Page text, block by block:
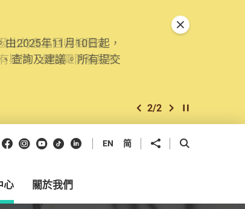
2025年11月10日起，
查詢及建議。所有提交
上一個
2/2 下一個開始/暫停幻燈
關閉特別通告
Facebook
Instagram
Youtube
抖音領英 EN 简 分享到 開啟搜尋框
心 關於我們